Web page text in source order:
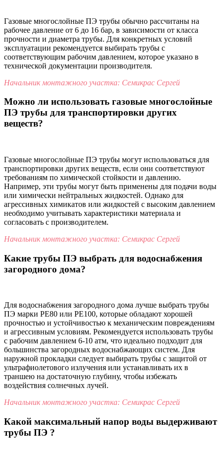
Газовые многослойные ПЭ трубы обычно рассчитаны на
рабочее давление от 6 до 16 бар, в зависимости от класса
прочности и диаметра трубы. Для конкретных условий
эксплуатации рекомендуется выбирать трубы с
соответствующим рабочим давлением, которое указано в
технической документации производителя.
Начальник монтажного участка: Семикрас Сергей
Можно ли использовать газовые многослойные
ПЭ трубы для транспортировки других
веществ?
Газовые многослойные ПЭ трубы могут использоваться для
транспортировки других веществ, если они соответствуют
требованиям по химической стойкости и давлению.
Например, эти трубы могут быть применены для подачи воды
или химически нейтральных жидкостей. Однако для
агрессивных химикатов или жидкостей с высоким давлением
необходимо учитывать характеристики материала и
согласовать с производителем.
Начальник монтажного участка: Семикрас Сергей
Какие трубы ПЭ выбрать для водоснабжения
загородного дома?
Для водоснабжения загородного дома лучше выбрать трубы
ПЭ марки PE80 или PE100, которые обладают хорошей
прочностью и устойчивостью к механическим повреждениям
и агрессивным условиям. Рекомендуется использовать трубы
с рабочим давлением 6-10 атм, что идеально подходит для
большинства загородных водоснабжающих систем. Для
наружной прокладки следует выбирать трубы с защитой от
ультрафиолетового излучения или устанавливать их в
траншею на достаточную глубину, чтобы избежать
воздействия солнечных лучей.
Начальник монтажного участка: Семикрас Сергей
Какой максимальный напор воды выдерживают
трубы ПЭ ?